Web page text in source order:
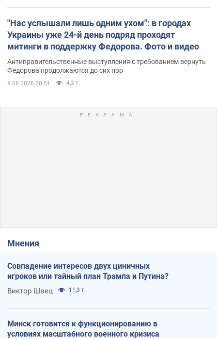
"Нас услышали лишь одним ухом": в городах
Украины уже 24-й день подряд проходят
митинги в поддержку Федорова. Фото и видео
Антиправительственные выступления с требованием вернуть
Федорова продолжаются до сих пор
8.08.2026 20:51 4,3 т.
Мнения
Совпадение интересов двух циничных
игроков или тайный план Трампа и Путина?
Виктор Швец 11,3 т.
Минск готовится к функционированию в
условиях масштабного военного кризиса